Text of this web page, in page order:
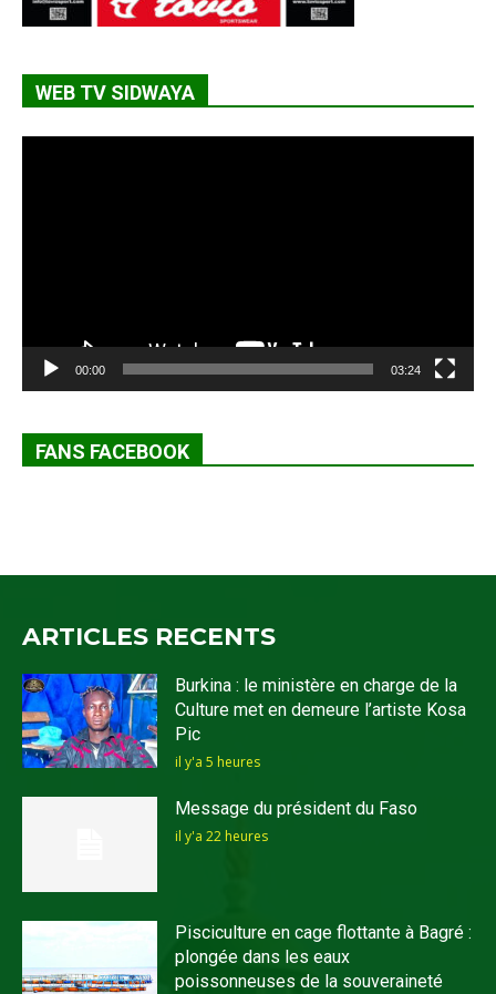
WEB TV SIDWAYA
00:00 03:24
FANS FACEBOOK
ARTICLES RECENTS
Burkina : le ministère en charge de la
Culture met en demeure l’artiste Kosa
Pic
il y'a 5 heures
Message du président du Faso
il y'a 22 heures
Pisciculture en cage flottante à Bagré :
plongée dans les eaux
poissonneuses de la souveraineté